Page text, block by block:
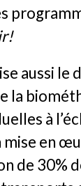
aussi
la
à
mise en
de 30%